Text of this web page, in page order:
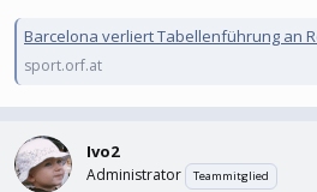
Barcelona verliert Tabellenführung an
sport.orf.at
Ivo2
Administrator Teammitglied